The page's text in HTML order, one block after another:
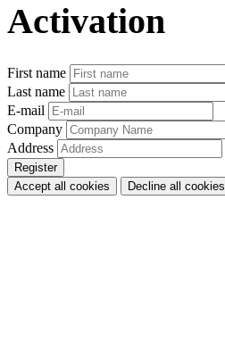
Activation
First name
Last name
E-mail
Company
Address
Accept all cookies Decline all cookies